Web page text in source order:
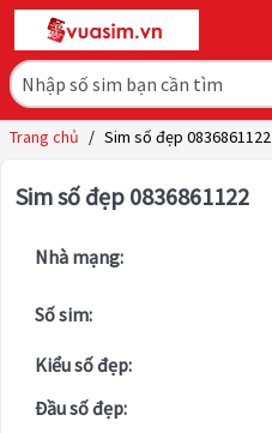
Trang chủ / Sim số đẹp 0836861122
Sim số đẹp 0836861122
Nhà mạng:
Số sim:
Kiểu số đẹp:
Đầu số đẹp: